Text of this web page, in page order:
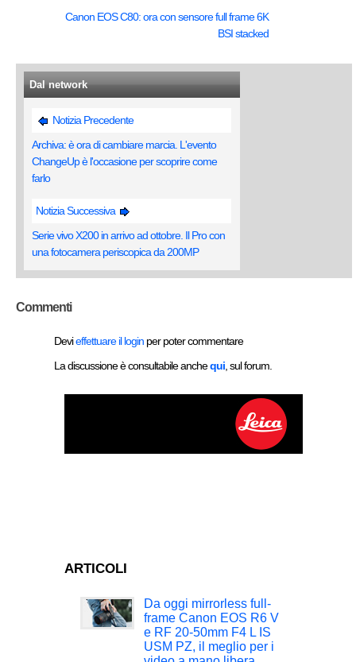
Canon EOS C80: ora con sensore full frame 6K
BSI stacked
Dal network
Notizia Precedente
Archiva: è ora di cambiare marcia. L'evento
ChangeUp è l'occasione per scoprire come
farlo
Notizia Successiva
Serie vivo X200 in arrivo ad ottobre. Il Pro con
una fotocamera periscopica da 200MP
Commenti
Devieffettuare il login per poter commentare
La discussione è consultabile anchequi, sul forum.
ARTICOLI
Da oggi mirrorless full-
frame Canon EOS R6 V
e RF 20-50mm F4 L IS
USM PZ, il meglio per i